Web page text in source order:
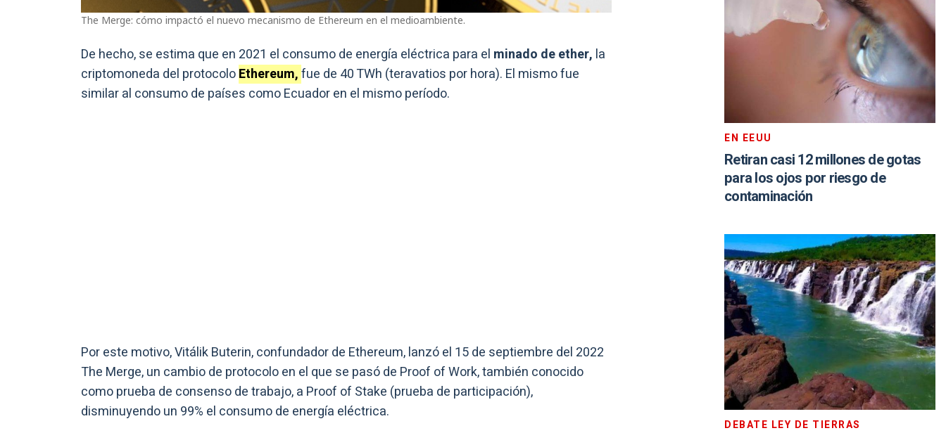
The Merge: cómo impactó el nuevo mecanismo de Ethereum en el medioambiente.
De hecho, se estima que en 2021 el consumo de energía eléctrica para el minado de ether, la
criptomoneda del protocoloEthereum,fue de 40 TWh (teravatios por hora). El mismo fue
similar al consumo de países como Ecuador en el mismo período.
Por este motivo, Vitálik Buterin, confundador de Ethereum, lanzó el 15 de septiembre del 2022
The Merge, un cambio de protocolo en el que se pasó de Proof of Work, también conocido
como prueba de consenso de trabajo, a Proof of Stake (prueba de participación),
disminuyendo un 99% el consumo de energía eléctrica.
EN EEUU
Retiran casi 12 millones de gotas
para los ojos por riesgo de
contaminación
DEBATE LEY DE TIERRAS